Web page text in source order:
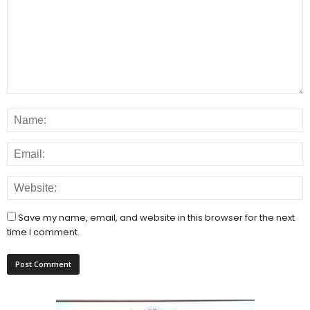
Save my name, email, and website in this browser for the next
time I comment.